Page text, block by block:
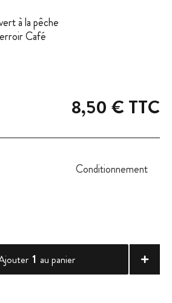
à la pêche
Café
8,50 € TTC
Conditionnement
1 au panier